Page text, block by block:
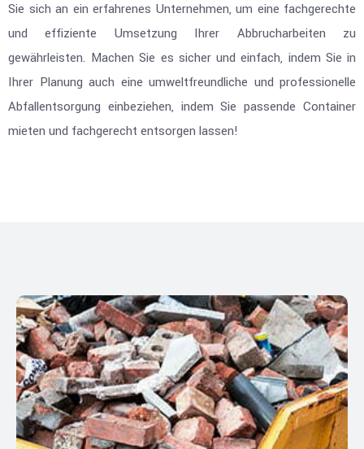
Sie sich an ein erfahrenes Unternehmen, um eine fachgerechte
und effiziente Umsetzung Ihrer Abbrucharbeiten zu
gewährleisten. Machen Sie es sicher und einfach, indem Sie in
Ihrer Planung auch eine umweltfreundliche und professionelle
Abfallentsorgung einbeziehen, indem Sie passende Container
mieten und fachgerecht entsorgen lassen!